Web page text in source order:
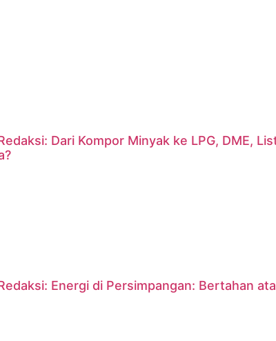
Dari Kompor Minyak ke LPG, DME,
Energi di Persimpangan: Bertahan